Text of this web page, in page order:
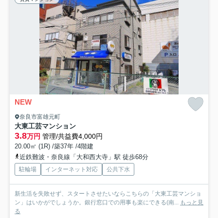
NEW
奈良市富雄元町
大東工芸マンション
3.8万円 管理/共益費4,000円
20.00㎡ (1R) /築37年 /4階建
近鉄難波・奈良線「大和西大寺」駅 徒歩68分
駐輪場 インターネット対応 公共下水
新生活を失敗せず、スタートさせたいならこちらの「大東工芸マンショ
ン」はいかがでしょうか。銀行窓口での用事も楽にできる(南... もっと見
る